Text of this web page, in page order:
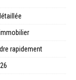
rapidement